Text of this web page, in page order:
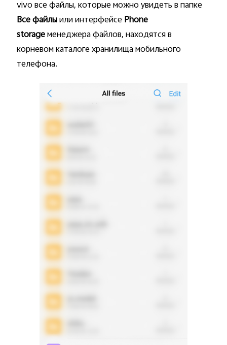
vivo все файлы, которые можно увидеть в папке
Все файлыили интерфейсеPhone
storageменеджера файлов, находятся в
корневом каталоге хранилища мобильного
телефона.